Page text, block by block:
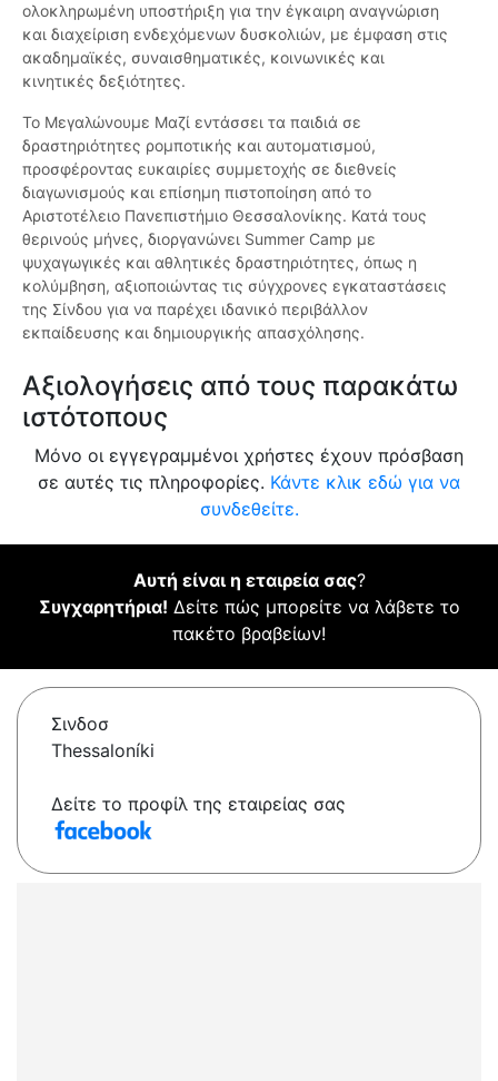
ολοκληρωμένη υποστήριξη για την έγκαιρη αναγνώριση
και διαχείριση ενδεχόμενων δυσκολιών, με έμφαση στις
ακαδημαϊκές, συναισθηματικές, κοινωνικές και
κινητικές δεξιότητες.
Το Μεγαλώνουμε Μαζί εντάσσει τα παιδιά σε
δραστηριότητες ρομποτικής και αυτοματισμού,
προσφέροντας ευκαιρίες συμμετοχής σε διεθνείς
διαγωνισμούς και επίσημη πιστοποίηση από το
Αριστοτέλειο Πανεπιστήμιο Θεσσαλονίκης. Κατά τους
θερινούς μήνες, διοργανώνει Summer Camp με
ψυχαγωγικές και αθλητικές δραστηριότητες, όπως η
κολύμβηση, αξιοποιώντας τις σύγχρονες εγκαταστάσεις
της Σίνδου για να παρέχει ιδανικό περιβάλλον
εκπαίδευσης και δημιουργικής απασχόλησης.
Αξιολογήσεις από τους παρακάτω
ιστότοπους
Μόνο οι εγγεγραμμένοι χρήστες έχουν πρόσβαση
σε αυτές τις πληροφορίες. Κάντε κλικ εδώ για να
συνδεθείτε.
Αυτή είναι η εταιρεία σας?
Συγχαρητήρια! Δείτε πώς μπορείτε να λάβετε το
πακέτο βραβείων!
Σινδοσ
Thessaloníki
Δείτε το προφίλ της εταιρείας σας